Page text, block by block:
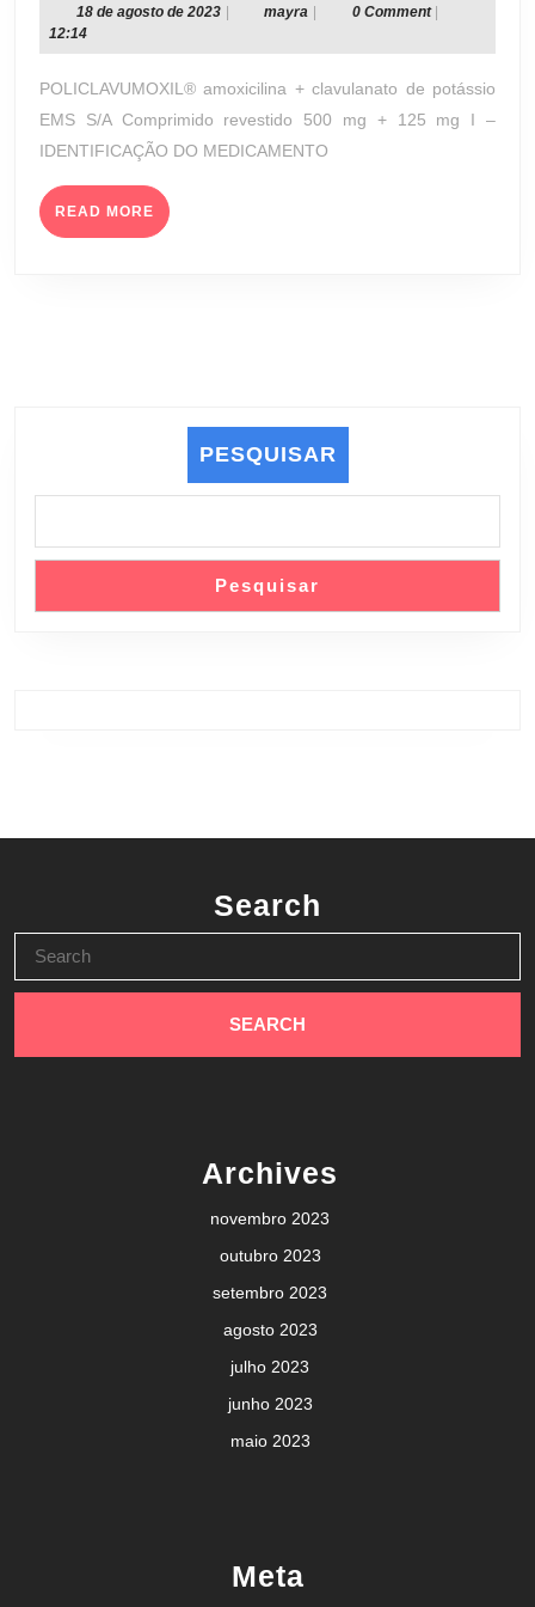
REVESTIDO
+
125
MG
(EMS
S/A)
18 de agosto de 202318
agosto
2023
mayra mayra 0 Comment
12:14
POLICLAVUMOXIL® amoxicilina + clavulanato de potássio
EMS S/A Comprimido revestido 500 mg + 125 mg I –
IDENTIFICAÇÃO DO MEDICAMENTO
READ MORE READ
MORE
PESQUISAR
Pesquisar
Search
for:
Archives
novembro 2023
outubro 2023
setembro 2023
agosto 2023
julho 2023
junho 2023
maio 2023
Meta